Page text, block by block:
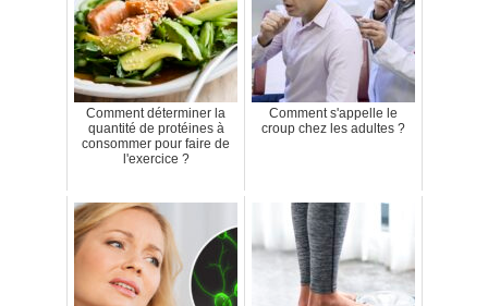
Comment déterminer la
quantité de protéines à
consommer pour faire de
l'exercice ?
Comment s'appelle le
croup chez les adultes ?